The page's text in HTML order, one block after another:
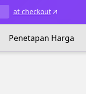
at checkout
Penetapan Harga